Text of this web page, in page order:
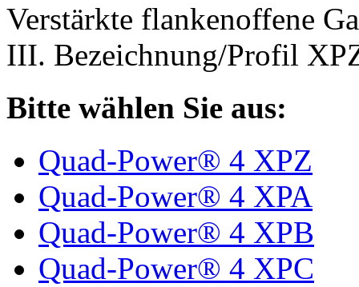
Verstärkte flankenoffene
III. Bezeichnung/Profil
Bitte wählen Sie aus:
Quad-Power® 4 XPZ
Quad-Power® 4 XPA
Quad-Power® 4 XPB
Quad-Power® 4 XPC